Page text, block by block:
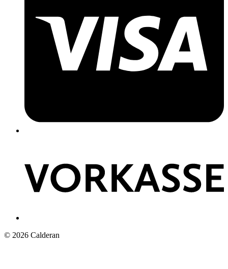
© 2026 Calderan